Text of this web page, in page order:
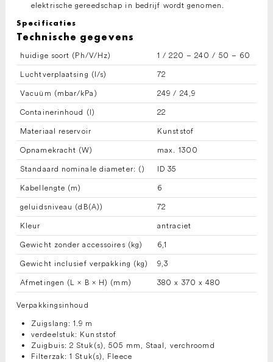
elektrische gereedschap in bedrijf wordt genomen.
Specificaties
Technische gegevens
huidige soort (Ph/V/Hz) 1 / 220 – 240 / 50 – 60
Luchtverplaatsing (l/s) 72
Vacuüm (mbar/kPa) 249 / 24,9
Containerinhoud (l) 22
Materiaal reservoir Kunststof
Opnamekracht (W) max. 1300
Standaard nominale diameter: ( ) ID 35
Kabellengte (m) 6
geluidsniveau (dB(A)) 72
Kleur antraciet
Gewicht zonder accessoires (kg) 6,1
Gewicht inclusief verpakking (kg) 9,3
Afmetingen (L × B × H) (mm) 380 x 370 x 480
Verpakkingsinhoud
Zuigslang: 1.9 m
verdeelstuk: Kunststof
Zuigbuis: 2 Stuk(s), 505 mm, Staal, verchroomd
Filterzak: 1 Stuk(s), Fleece